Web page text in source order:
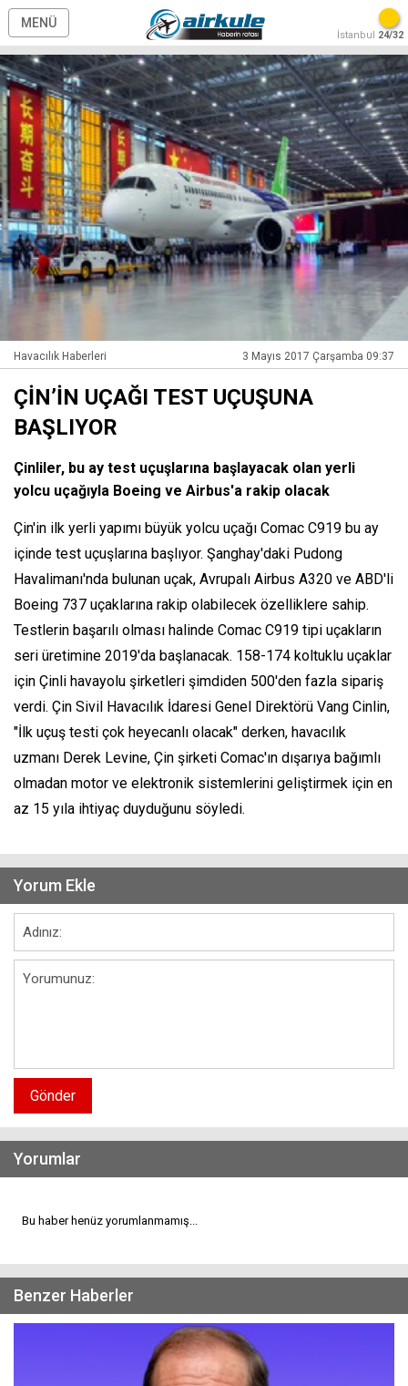
MENÜ
İstanbul 24/32
Havacılık Haberleri 3 Mayıs 2017 Çarşamba 09:37
ÇİN’İN UÇAĞI TEST UÇUŞUNA
BAŞLIYOR
Çinliler, bu ay test uçuşlarına başlayacak olan yerli
yolcu uçağıyla Boeing ve Airbus'a rakip olacak
Çin'in ilk yerli yapımı büyük yolcu uçağı Comac C919 bu ay
içinde test uçuşlarına başlıyor. Şanghay'daki Pudong
Havalimanı'nda bulunan uçak, Avrupalı Airbus A320 ve ABD'li
Boeing 737 uçaklarına rakip olabilecek özelliklere sahip.
Testlerin başarılı olması halinde Comac C919 tipi uçakların
seri üretimine 2019'da başlanacak. 158-174 koltuklu uçaklar
için Çinli havayolu şirketleri şimdiden 500'den fazla sipariş
verdi. Çin Sivil Havacılık İdaresi Genel Direktörü Vang Cinlin,
"İlk uçuş testi çok heyecanlı olacak" derken, havacılık
uzmanı Derek Levine, Çin şirketi Comac'ın dışarıya bağımlı
olmadan motor ve elektronik sistemlerini geliştirmek için en
az 15 yıla ihtiyaç duyduğunu söyledi.
Yorum Ekle
Gönder
Yorumlar
Bu haber henüz yorumlanmamış...
Benzer Haberler